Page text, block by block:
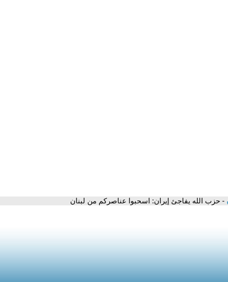
- حزب الله يفاجئ إيران: اسحبوا عناصركم من لبنان